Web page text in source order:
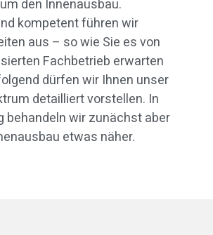
den Innenausbau.
kompetent führen wir
aus – so wie Sie es von
Fachbetrieb erwarten
dürfen wir Ihnen unser
detailliert vorstellen. In
behandeln wir zunächst aber
etwas näher.